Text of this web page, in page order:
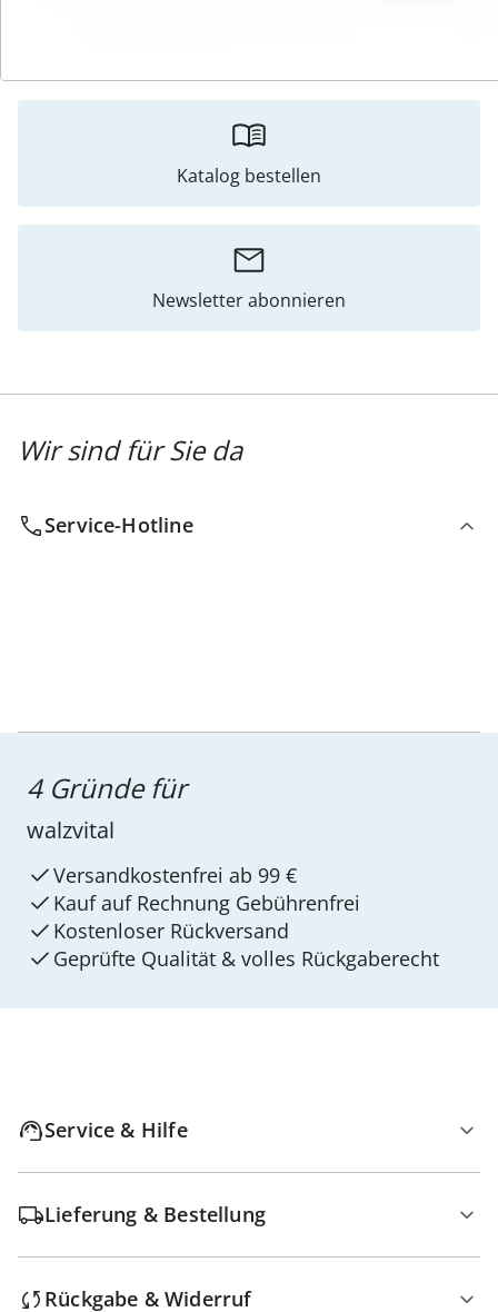
Katalog bestellen
Newsletter abonnieren
Wir sind für Sie da
Service-Hotline
4 Gründe für
walzvital
Versandkostenfrei ab 99 €
Kauf auf Rechnung Gebührenfrei
Kostenloser Rückversand
Geprüfte Qualität & volles Rückgaberecht
Service & Hilfe
Lieferung & Bestellung
Rückgabe & Widerruf